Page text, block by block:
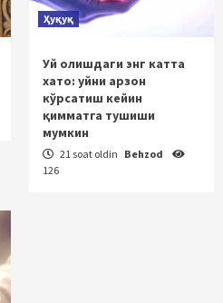
Ҳуқуқ
Уй олишдаги энг катта
хато: уйни арзон
кўрсатиш кейин
қимматга тушиши
мумкин
21 soat oldin Behzod
126